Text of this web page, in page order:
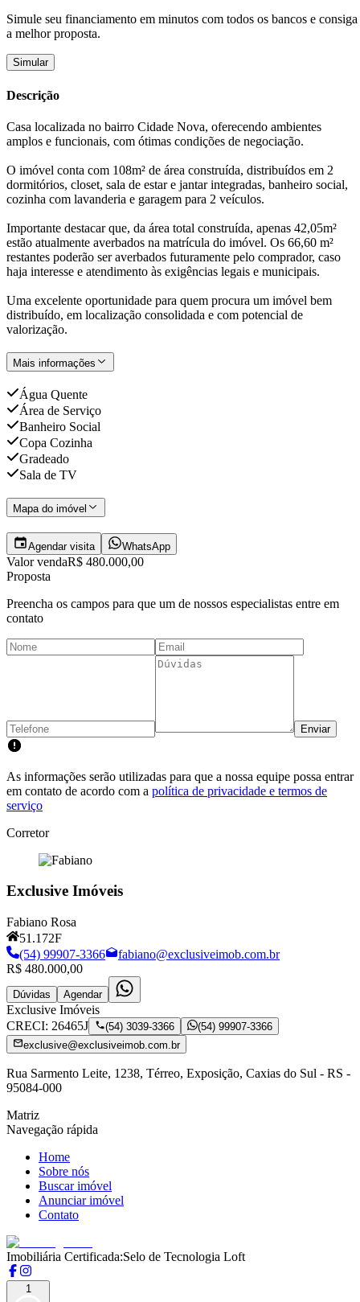
Simule seu financiamento em minutos com todos os bancos e consiga
a melhor proposta.
Simular
Descrição
Casa localizada no bairro Cidade Nova, oferecendo ambientes
amplos e funcionais, com ótimas condições de negociação.
O imóvel conta com 108m² de área construída, distribuídos em 2
dormitórios, closet, sala de estar e jantar integradas, banheiro social,
cozinha com lavanderia e garagem para 2 veículos.
Importante destacar que, da área total construída, apenas 42,05m²
estão atualmente averbados na matrícula do imóvel. Os 66,60 m²
restantes poderão ser averbados futuramente pelo comprador, caso
haja interesse e atendimento às exigências legais e municipais.
Uma excelente oportunidade para quem procura um imóvel bem
distribuído, em localização consolidada e com potencial de
valorização.
Mais informações
Água Quente
Área de Serviço
Banheiro Social
Copa Cozinha
Gradeado
Sala de TV
Mapa do imóvel
Agendar visita WhatsApp
Valor vendaR$ 480.000,00
Proposta
Preencha os campos para que um de nossos especialistas entre em
contato
Enviar
As informações serão utilizadas para que a nossa equipe possa entrar
em contato de acordo com a política de privacidade e termos de
serviço
Corretor
Exclusive Imóveis
Fabiano Rosa
51.172F
(54) 99907-3366
fabiano@exclusiveimob.com.br
R$ 480.000,00
Dúvidas Agendar
Exclusive Imóveis
CRECI: 26465J (54) 3039-3366
(54) 99907-3366
exclusive@exclusiveimob.com.br
Rua Sarmento Leite, 1238, Térreo, Exposição, Caxias do Sul - RS -
95084-000
Matriz
Navegação rápida
Home
Sobre nós
Buscar imóvel
Anunciar imóvel
Contato
Imobiliária Certificada:Selo de Tecnologia Loft
1